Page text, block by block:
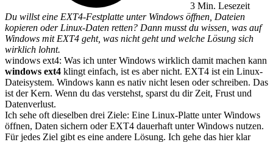
3 Min. Lesezeit
Du willst eine EXT4-Festplatte unter Windows öffnen, Dateien
kopieren oder Linux-Daten retten? Dann musst du wissen, was auf
Windows mit EXT4 geht, was nicht geht und welche Lösung sich
wirklich lohnt.
windows ext4: Was ich unter Windows wirklich damit machen kann
windows ext4 klingt einfach, ist es aber nicht. EXT4 ist ein Linux-
Dateisystem. Windows kann es nativ nicht lesen oder schreiben. Das
ist der Kern. Wenn du das verstehst, sparst du dir Zeit, Frust und
Datenverlust.
Ich sehe oft dieselben drei Ziele: Eine Linux-Platte unter Windows
öffnen, Daten sichern oder EXT4 dauerhaft unter Windows nutzen.
Für jedes Ziel gibt es eine andere Lösung. Ich gehe das hier klar